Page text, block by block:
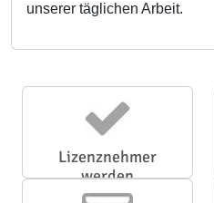
unserer täglichen Arbeit.
Lizenznehmer
werden